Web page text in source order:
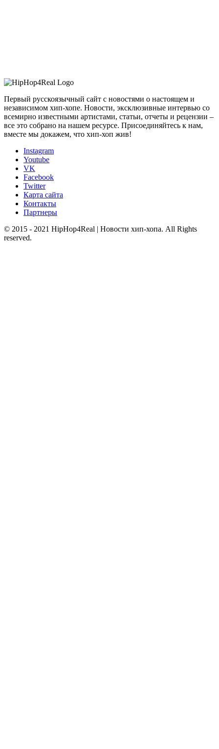
Первый русскоязычный сайт с новостями о настоящем и
независимом хип-хопе. Новости, эксклюзивные интервью со
всемирно известными артистами, статьи, отчеты и рецензии –
все это собрано на нашем ресурсе. Присоединяйтесь к нам,
вместе мы докажем, что хип-хоп жив!
Instagram
Youtube
VK
Facebook
Twitter
Карта сайта
Контакты
Партнеры
© 2015 - 2021 HipHop4Real | Новости хип-хопа. All Rights
reserved.